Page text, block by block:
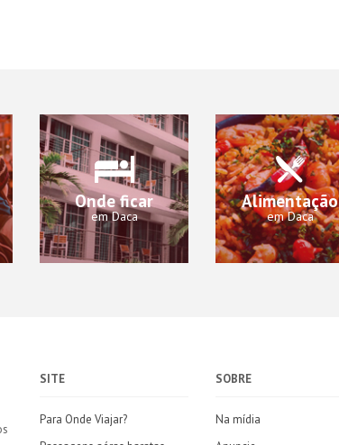
Onde ficar
em Daca
Alimentação
em Daca
SITE
Para Onde Viajar?
SOBRE
Na mídia